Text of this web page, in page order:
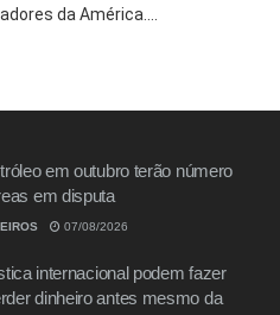
da América....
em outubro terão número
em disputa
07/08/2026
internacional podem fazer
dinheiro antes mesmo da